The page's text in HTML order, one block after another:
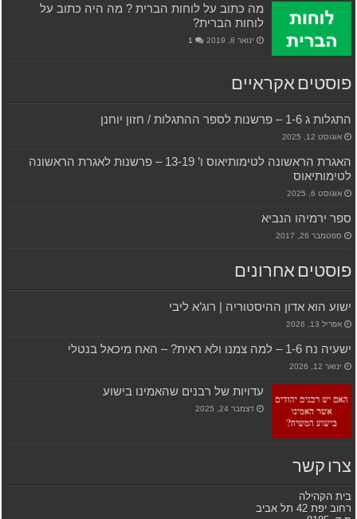
מה כתוב על לוחות הברית ? מה היה כתוב על
לוחות הברית?
ינואר 8, 2019 1
פוסטים אקראיים
התגלות ג 1-6 – פרשנות לספר ההתגלות / חזון יוחנן
אוגוסט 12, 2025
האגרת הראשונה לטימותיאוס ו’ 13-19 – פרשנות לאגרת הראשונה
לטימותיאוס
אוגוסט 6, 2025
ספר ירמיהו הנביא
ספטמבר 26, 2017
פוסטים אחרונים
ישוע הוא אדון ההיסטוריה | רוג’א ליבי
אפריל 13, 2026
ישעיה נח 1-6 – למה צמנו ולא ראית? – האח מיכאל בנטלי
ינואר 12, 2026
עדויות של רבנים שהאמינו בישוע
דצמבר 24, 2025
צרו קשר
בית הקהילה
רחוב יפת 42 תל אביב